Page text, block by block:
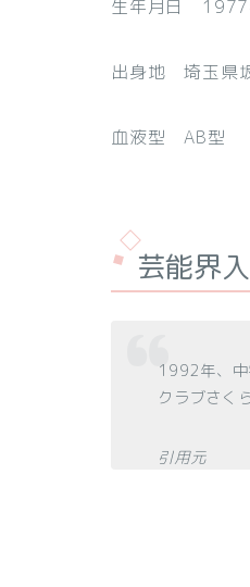
生年月日 1977
出身地 埼玉県
血液型 AB型
芸能界
1992年、中
クラブさく
引用元